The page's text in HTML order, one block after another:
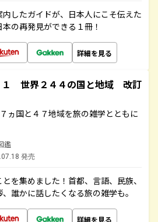
したガイドが、日本人にこそ伝えた
の再発見ができる１冊！
詳細を見る
１ 世界２４４の国と地域 改訂
ヵ国と４７地域を旅の雑学とともに
鑑
発売
を集めました！首都、言語、民族、
誰かに話したくなる旅の雑学も。
詳細を見る